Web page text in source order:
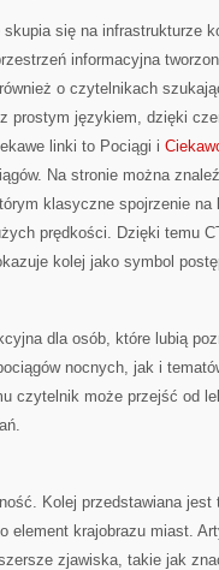
się na infrastrukturze
informacyjna
o czytelnikach
prostym językiem, dzięki
linki to Pociągi i
Na stronie można
klasyczne spojrzenie
prędkości. Dzięki temu
kolej jako symbol
dla osób, które lubią
nocnych, jak i
czytelnik może przejść od
Kolej przedstawiana
element krajobrazu miast.
zjawiska, takie jak